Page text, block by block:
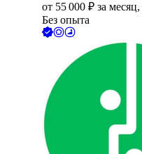
от 55 000 ₽ за месяц,
Без опыта